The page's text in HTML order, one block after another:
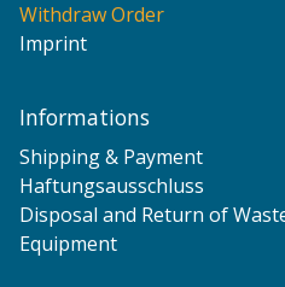
Withdraw Order
Imprint
Informations
Shipping & Payment
Haftungsausschluss
Disposal and Return of
Equipment